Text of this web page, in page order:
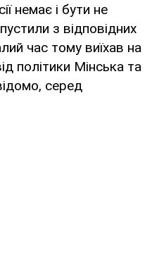
немає і бути не
з відповідних
час тому виїхав на
політики Мінська та
серед